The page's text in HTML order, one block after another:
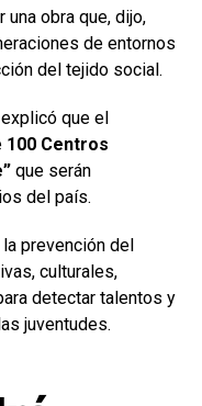
obra que, dijo,
de entornos
del tejido social.
que el
100 Centros
que serán
del país.
prevención del
culturales,
detectar talentos y
juventudes.